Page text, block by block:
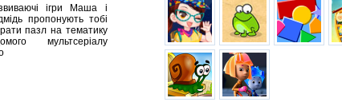
ігри Маша і
пропонують тобі
пазл на тематику
мультсеріалу